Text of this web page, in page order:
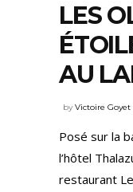
LES
AU
byVictoire Goyet
Posé sur la
l’hôtel
restaurant